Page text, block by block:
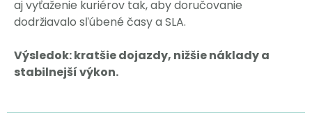
aj vyťaženie kuriérov tak, aby doručovanie
dodržiavalo sľúbené časy a SLA.
Výsledok: kratšie dojazdy, nižšie náklady a
stabilnejší výkon.